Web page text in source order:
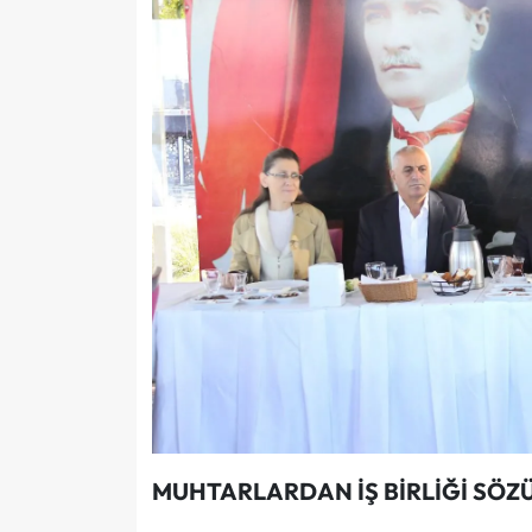
MUHTARLARDAN İŞ BİRLİĞİ